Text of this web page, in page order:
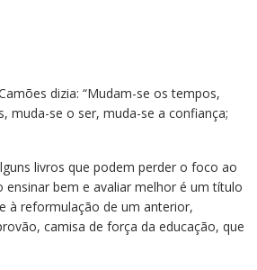
dizia: “Mudam-se os tempos,
muda-se o ser, muda-se a confiança;
livros que podem perder o foco ao
bem e avaliar melhor é um título
à reformulação de um anterior,
camisa de força da educação, que